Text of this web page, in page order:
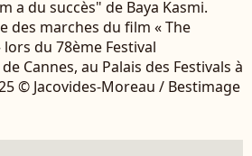
a du succès" de Baya Kasmi.
des marches du film « The
du 78ème Festival
Cannes, au Palais des Festivals à
© Jacovides-Moreau / Bestimage